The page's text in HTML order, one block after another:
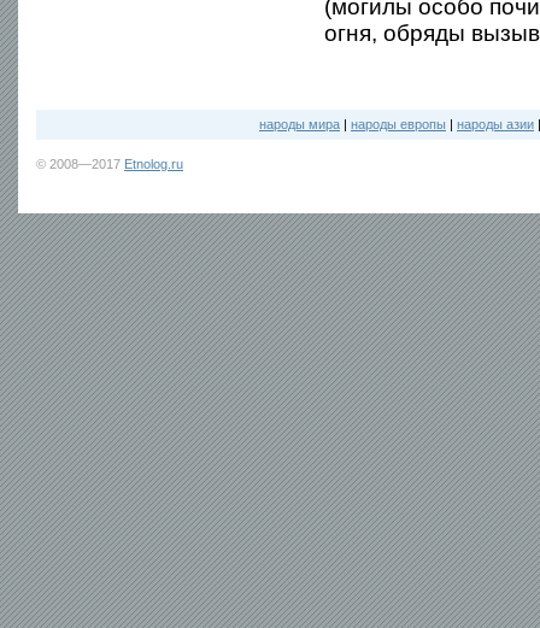
(могилы особо
огня, обряды
народы мира | народы европы | народы азии
© 2008—2017 Etnolog.ru